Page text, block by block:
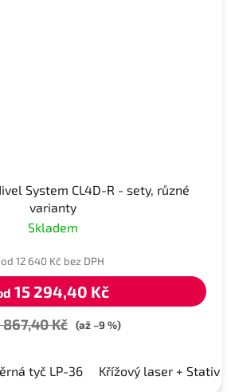
System CL4D-R - sety, různé
varianty
Skladem
od 12 640 Kč bez DPH
15 294,40 Kč
867,40 Kč (až –9 %)
tyč LP-36 Křížový laser + Stativ